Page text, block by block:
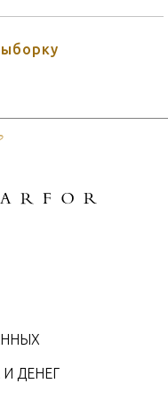
ДЕНЕГ